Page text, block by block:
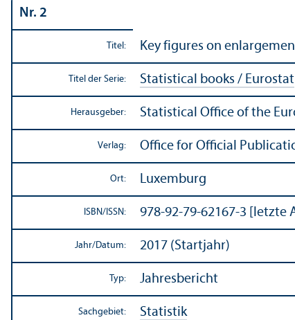
Nr. 2
Titel: Key figures on
Titel der Serie: Statistical books / Eurostat
Herausgeber: Statistical Office of the
Verlag: Office for Official
Ort: Luxemburg
ISBN/ ISSN: 978-92-79-62167-3 [letzte
Jahr/Datum: 2017 (Startjahr)
Typ: Jahresbericht
Sachgebiet: Statistik